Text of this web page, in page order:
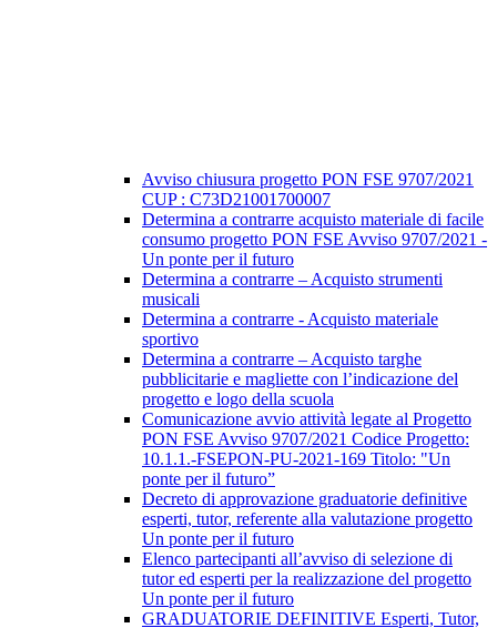
Avviso chiusura progetto PON FSE 9707/2021
CUP : C73D21001700007
Determina a contrarre acquisto materiale di facile
consumo progetto PON FSE Avviso 9707/2021 -
Un ponte per il futuro
Determina a contrarre – Acquisto strumenti
musicali
Determina a contrarre - Acquisto materiale
sportivo
Determina a contrarre – Acquisto targhe
pubblicitarie e magliette con l’indicazione del
progetto e logo della scuola
Comunicazione avvio attività legate al Progetto
PON FSE Avviso 9707/2021 Codice Progetto:
10.1.1.-FSEPON-PU-2021-169 Titolo: "Un
ponte per il futuro”
Decreto di approvazione graduatorie definitive
esperti, tutor, referente alla valutazione progetto
Un ponte per il futuro
Elenco partecipanti all’avviso di selezione di
tutor ed esperti per la realizzazione del progetto
Un ponte per il futuro
GRADUATORIE DEFINITIVE Esperti, Tutor,